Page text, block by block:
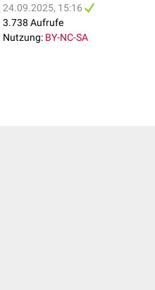
24.09.2025, 15:16
3.738 Aufrufe
Nutzung: BY-NC-SA